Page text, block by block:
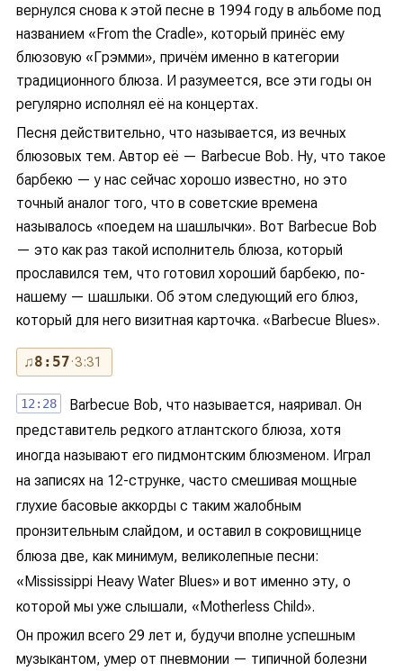
вернулся снова к этой песне в 1994 году в альбоме под
названием «From the Cradle», который принёс ему
блюзовую «Грэмми», причём именно в категории
традиционного блюза. И разумеется, все эти годы он
регулярно исполнял её на концертах.
Песня действительно, что называется, из вечных
блюзовых тем. Автор её — Barbecue Bob. Ну, что такое
барбекю — у нас сейчас хорошо известно, но это
точный аналог того, что в советские времена
называлось «поедем на шашлычки». Вот Barbecue Bob
— это как раз такой исполнитель блюза, который
прославился тем, что готовил хороший барбекю, по-
нашему — шашлыки. Об этом следующий его блюз,
который для него визитная карточка. «Barbecue Blues».
♫8:57· 3:31
12:28
Barbecue Bob, что называется, наяривал. Он
представитель редкого атлантского блюза, хотя
иногда называют его пидмонтским блюзменом. Играл
на записях на 12-струнке, часто смешивая мощные
глухие басовые аккорды с таким жалобным
пронзительным слайдом, и оставил в сокровищнице
блюза две, как минимум, великолепные песни:
«Mississippi Heavy Water Blues» и вот именно эту, о
которой мы уже слышали, «Motherless Child».
Он прожил всего 29 лет и, будучи вполне успешным
музыкантом, умер от пневмонии — типичной болезни